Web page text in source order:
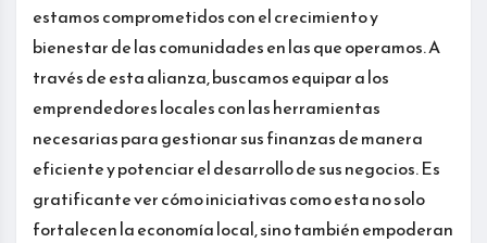
estamos comprometidos con el crecimiento y
bienestar de las comunidades en las que operamos. A
través de esta alianza, buscamos equipar a los
emprendedores locales con las herramientas
necesarias para gestionar sus finanzas de manera
eficiente y potenciar el desarrollo de sus negocios. Es
gratificante ver cómo iniciativas como esta no solo
fortalecen la economía local, sino también empoderan